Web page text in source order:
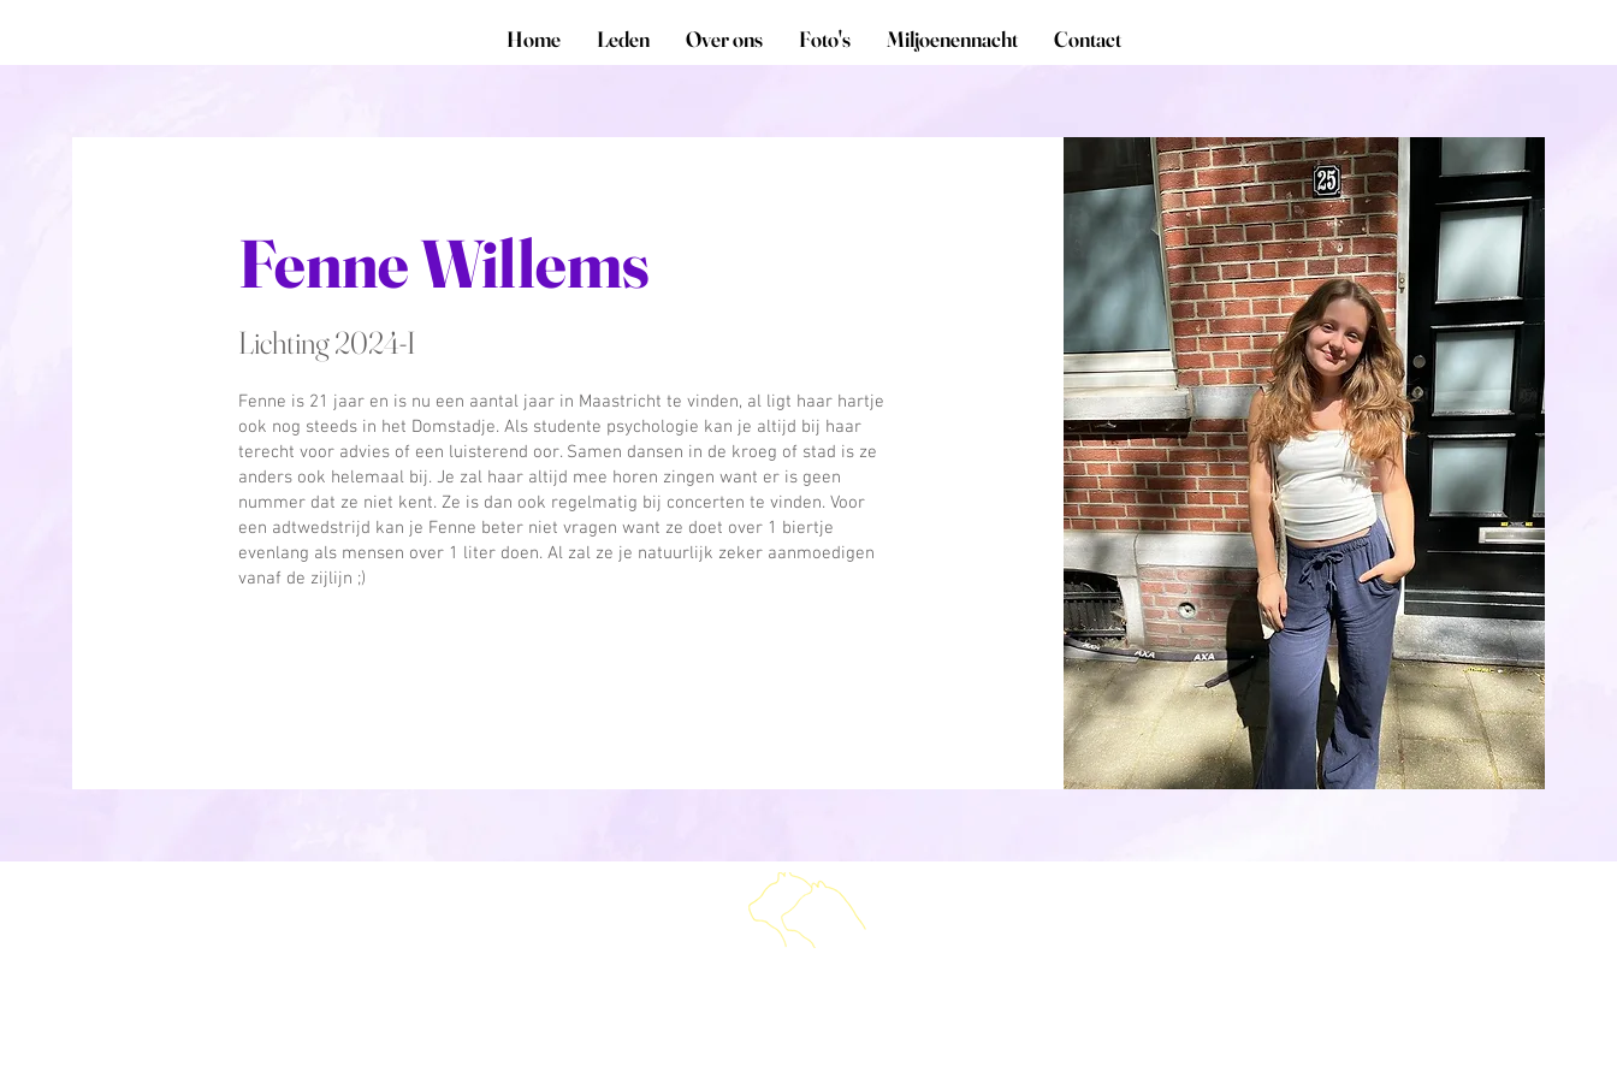
Home Leden Over ons Foto's Miljoenennacht Contact
Fenne Willems
Lichting 2024-I
Fenne is 21 jaar en is nu een aantal jaar in Maastricht te vinden, al ligt haar hartje
ook nog steeds in het Domstadje. Als studente psychologie kan je altijd bij haar
terecht voor advies of een luisterend oor. Samen dansen in de kroeg of stad is ze
anders ook helemaal bij. Je zal haar altijd mee horen zingen want er is geen
nummer dat ze niet kent. Ze is dan ook regelmatig bij concerten te vinden. Voor
een adtwedstrijd kan je Fenne beter niet vragen want ze doet over 1 biertje
evenlang als mensen over 1 liter doen. Al zal ze je natuurlijk zeker aanmoedigen
vanaf de zijlijn ;)